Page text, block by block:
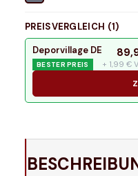
PREISVERGLEICH (1)
Deporvillage DE
BESTER PREIS + 1,99 €